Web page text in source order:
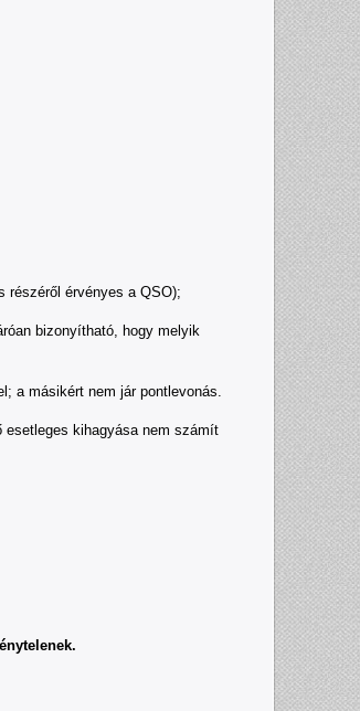
érvényes a QSO);
bizonyítható, hogy melyik
a másikért nem jár pontlevonás.
kihagyása nem számít